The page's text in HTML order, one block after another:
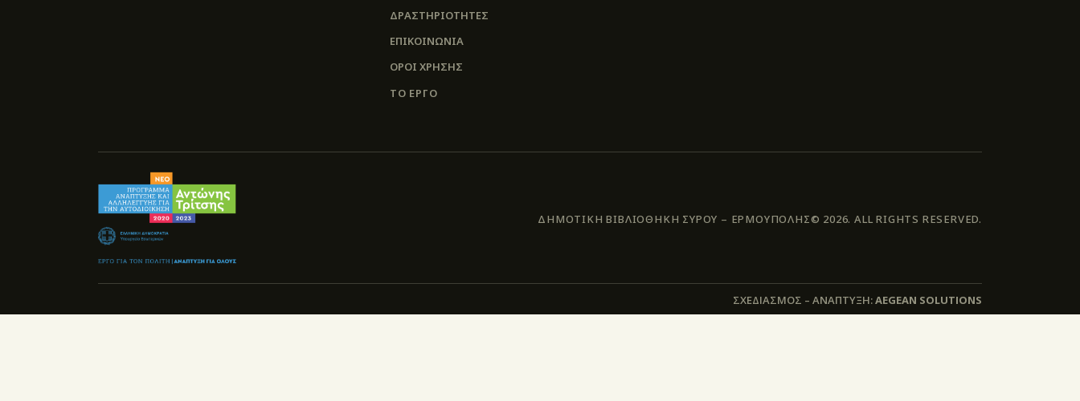
ΔΡΑΣΤΗΡΙΟΤΗΤΕΣ
ΕΠΙΚΟΙΝΩΝΊΑ
ΌΡΟΙ ΧΡΉΣΗΣ
ΤΟ ΕΡΓΟ
ΔΗΜΟΤΙΚΗ ΒΙΒΛΙΟΘΗΚΗ ΣΥΡΟΥ – ΕΡΜΟΥΠΟΛΗΣ© 2026. ALL RIGHTS RESERVED.
ΣΧΕΔΙΑΣΜΟΣ – ΑΝΑΠΤΥΞΗ:AEGEAN SOLUTIONS